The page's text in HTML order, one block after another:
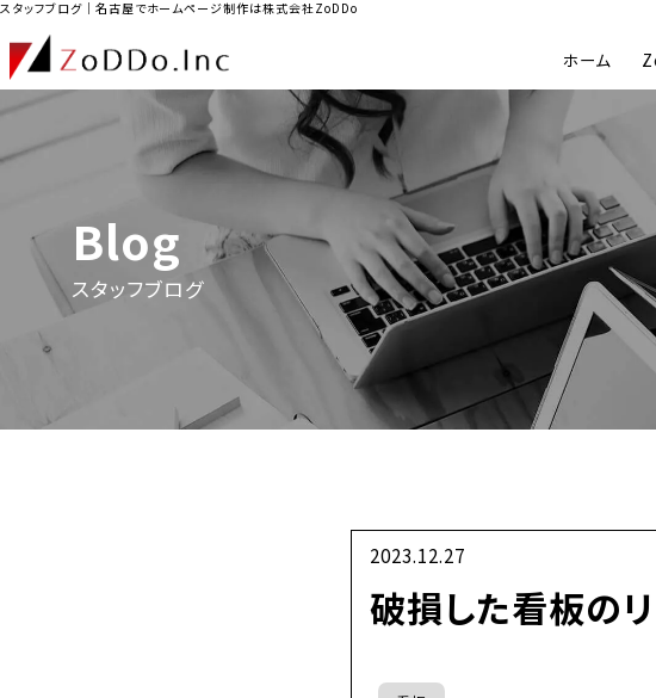
スタッフブログ｜名古屋でホームページ制作は株式会社ZoDDo
ホーム
Blog
スタッフブログ
2023.12.27
破損した看板の